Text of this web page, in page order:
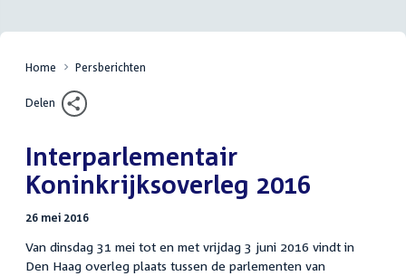
Home Persberichten
Delen
Interparlementair
Koninkrijksoverleg 2016
26 mei 2016
Van dinsdag 31 mei tot en met vrijdag 3 juni 2016 vindt in
Den Haag overleg plaats tussen de parlementen van